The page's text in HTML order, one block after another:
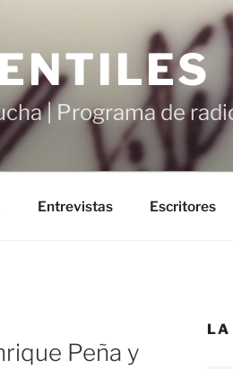
| Programa de
Entrevistas Escritores
Peña y